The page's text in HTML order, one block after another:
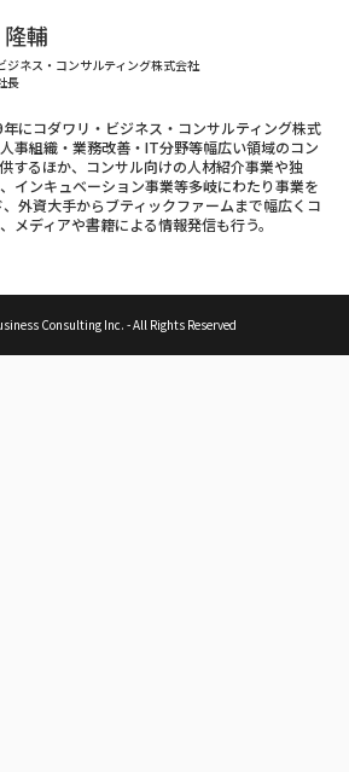
輔
ジネス・コンサルティング株式会社
長
にコダワリ・ビジネス・コンサルティング株式
事組織・業務改善・IT分野等幅広い領域のコン
するほか、コンサル向けの人材紹介事業や独
インキュベーション事業等多岐にわたり事業を
外資大手からブティックファームまで幅広くコ
メディアや書籍による情報発信も行う。
Consulting Inc. - All Rights Reserved